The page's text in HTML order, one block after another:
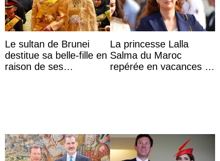
Le sultan de Brunei
destitue sa belle-fille en
raison de ses
La princesse Lalla
Salma du Maroc
repérée en vacances à